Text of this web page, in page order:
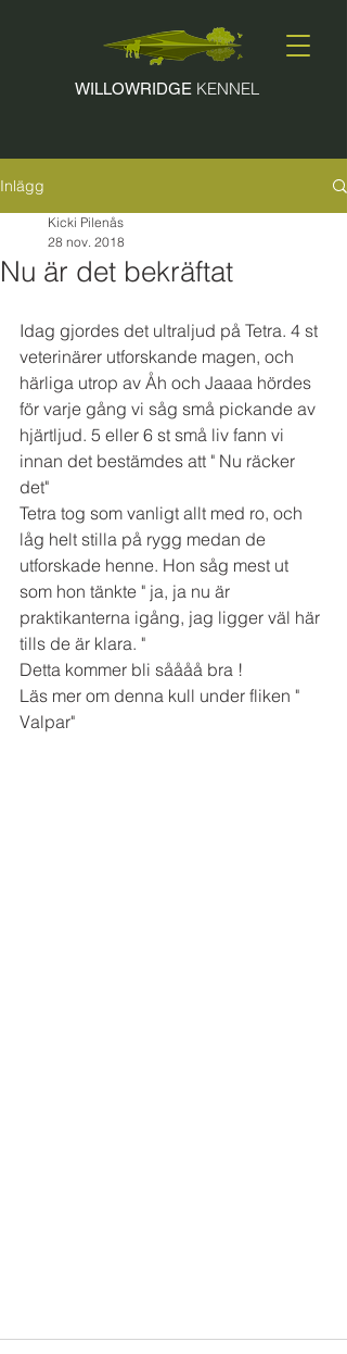
WILLOWRIDGE KENNEL
Inlägg
Nu är det bekräftat
Kicki Pilenås
28 nov. 2018
Idag gjordes det ultraljud på Tetra. 4 st
veterinärer utforskande magen, och
härliga utrop av Åh och Jaaaa hördes
för varje gång vi såg små pickande av
hjärtljud. 5 eller 6 st små liv fann vi
innan det bestämdes att " Nu räcker
det"
Tetra tog som vanligt allt med ro, och
låg helt stilla på rygg medan de
utforskade henne. Hon såg mest ut
som hon tänkte " ja, ja nu är
praktikanterna igång, jag ligger väl här
tills de är klara. "
Detta kommer bli såååå bra !
Läs mer om denna kull under fliken "
Valpar"